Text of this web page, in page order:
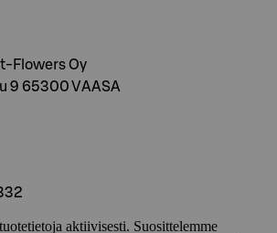
Flowers Oy
9 65300 VAASA
aktiivisesti. Suosittelemme